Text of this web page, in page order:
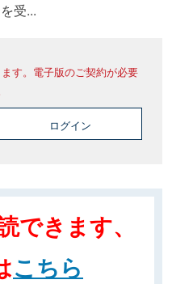
受...
す。電子版のご契約が必要
ログイン
できます、
こちら